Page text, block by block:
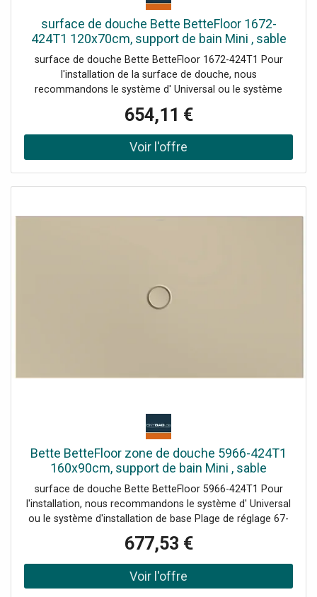
surface de douche Bette BetteFloor 1672-
424T1 120x70cm, support de bain Mini , sable
surface de douche Bette BetteFloor 1672-424T1 Pour
l'installation de la surface de douche, nous
recommandons le système d' Universal ou le système
alternativement le système de pied Plage de réglage 80-
200 mm avec tapis anti-drones insonorisants
654,11 €
Bette BetteFloor zone de douche 5966-424T1
160x90cm, support de bain Mini , sable
surface de douche Bette BetteFloor 5966-424T1 Pour
l'installation, nous recommandons le système d' Universal
ou le système d'installation de base Plage de réglage 67-
205 mm alternativement le système de pied Plage de
réglage 80-200 mm avec tapis anti-drones insonorisants
677,53 €